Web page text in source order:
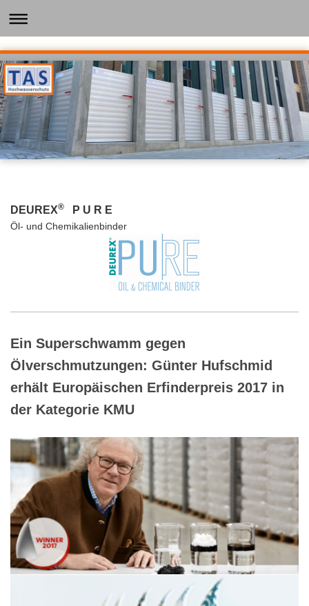
DEUREX® P U R E
Öl- und Chemikalienbinder
Ein Superschwamm gegen
Ölverschmutzungen: Günter Hufschmid
erhält Europäischen Erfinderpreis 2017 in
der Kategorie KMU